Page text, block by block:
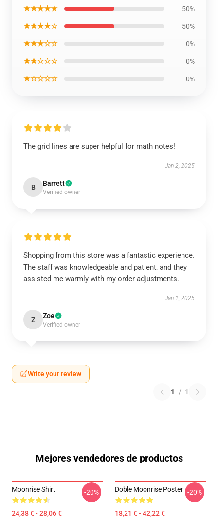
★★★★★ 50%
★★★★☆ 50%
★★★☆☆ 0%
★★☆☆☆ 0%
★☆☆☆☆ 0%
The grid lines are super helpful for math notes!
Jan 2, 2025
B Barrett
Verified owner
Shopping from this store was a fantastic experience.
The staff was knowledgeable and patient, and they
assisted me warmly with my order adjustments.
Jan 1, 2025
Z Zoe
Verified owner
Write your review
1 / 1
Mejores vendedores de productos
Moonrise Shirt
24,38 € - 28,06 €
-20% Doble Moonrise Poster
18,21 € - 42,22 €
-20%